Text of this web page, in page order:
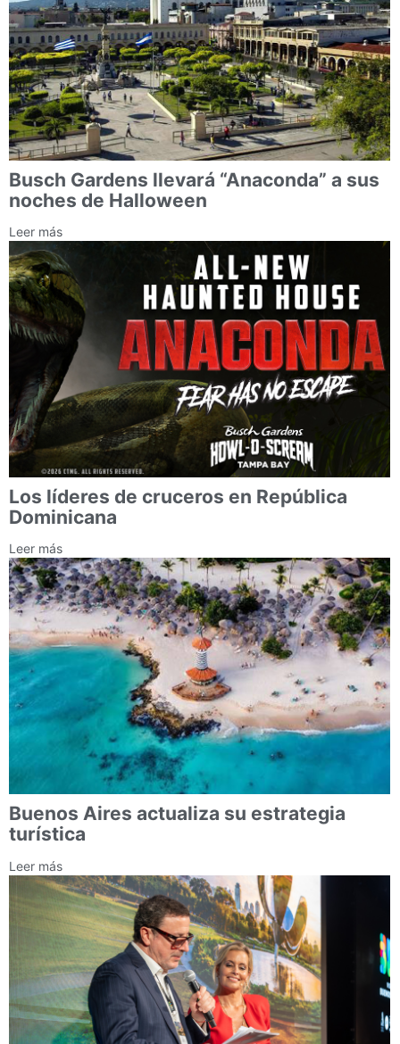
Busch Gardens llevará “Anaconda” a sus
noches de Halloween
Leer más
Los líderes de cruceros en República
Dominicana
Leer más
Buenos Aires actualiza su estrategia
turística
Leer más